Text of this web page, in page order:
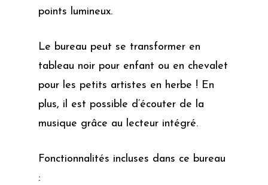
points lumineux.
Le bureau peut se transformer en
tableau noir pour enfant ou en chevalet
pour les petits artistes en herbe ! En
plus, il est possible d’écouter de la
musique grâce au lecteur intégré.
Fonctionnalités incluses dans ce bureau
: